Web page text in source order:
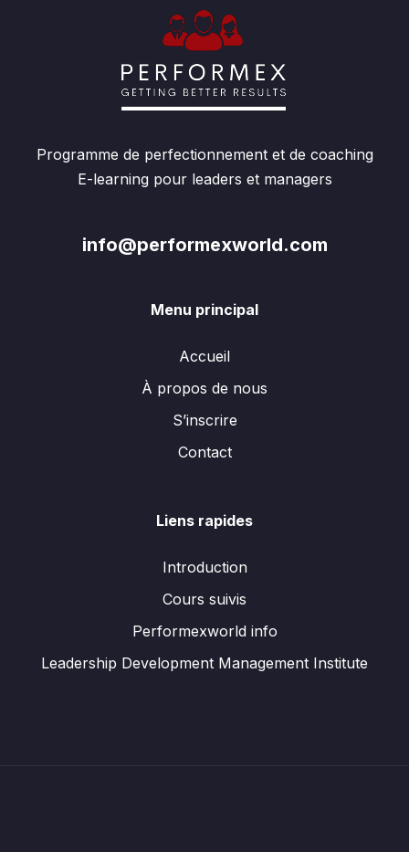
Programme de perfectionnement et de coaching
E-learning pour leaders et managers
info@performexworld.com
Menu principal
Accueil
À propos de nous
S’inscrire
Contact
Liens rapides
Introduction
Cours suivis
Performexworld info
Leadership Development Management Institute